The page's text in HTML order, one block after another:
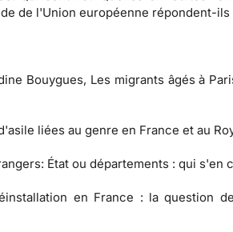
de l'Union européenne répondent-ils
Bouygues, Les migrants âgés à
liées au genre en France et au
État ou départements : qui s'en
en France : la question